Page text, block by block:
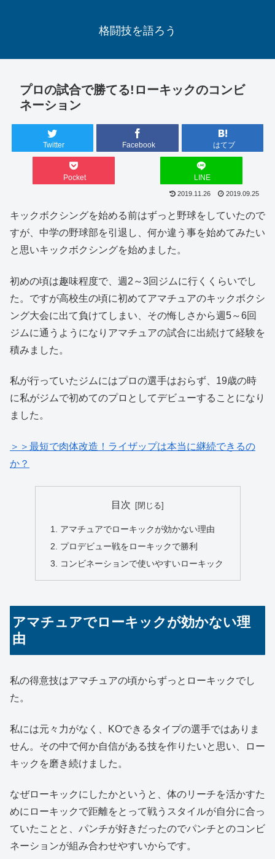
格闘技を語ろう
プロの試合で勝てる!ローキックのコンビ
ネーション
Twitter Facebook はてブ
Pocket LINE
2019.11.26 2019.09.25
キックボクシングを始める前はずっと野球をしていたので
すが、中学の野球部を引退し、何か違う事を始めてみたい
と思いキックボクシングを始めました。
初めの頃は趣味程度で、週2～3回ジムに行くくらいでし
た。ですが高校生の頃に初めてアマチュアのキックボクシ
ング大会に出て負けてしまい、その悔しさから週5～6回
ジムに通うようになりアマチュアの試合に出続けて経験を
積みました。
私が行っていたジムにはプロの選手はおらず、19歳の時
に私がジムで初めてのプロとしてデビューすることになり
ました。
＞＞最短で肉体改造！ライザップは本当に継続できるの
か？
目次
アマチュアでローキックが効かない理由
プロデビュー戦をローキックで勝利
コンビネーションで使いやすいローキック
アマチュアでローキックが効かない理
由
私の得意技はアマチュアの頃からずっとローキックでし
た。
私には元々力がなく、KOできるタイプの選手ではありま
せん。その中で何か自信がある技を作りたいと思い、ロー
キックを磨き続けました。
なぜローキックにしたかというと、体のリーチを活かすた
めにローキックで距離をとって戦うスタイルが自分に合っ
ていたことと、パンチが好きだったのでパンチとのコンビ
ネーションが組み合わせやすいからです。